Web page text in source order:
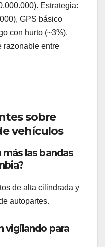
Estrategia:
GPS básico
con hurto (~3%).
razonable entre
sobre
vehículos
las bandas
de alta cilindrada y
autopartes.
vigilando para